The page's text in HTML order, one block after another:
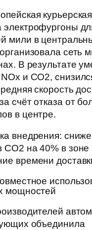
электрофургоны
мили в
сеть
В результате
и CO2,
скорость
счёт отказа от
в центре.
внедрения:
CO2 на 40% в зоне
времени
мощностей
объединила